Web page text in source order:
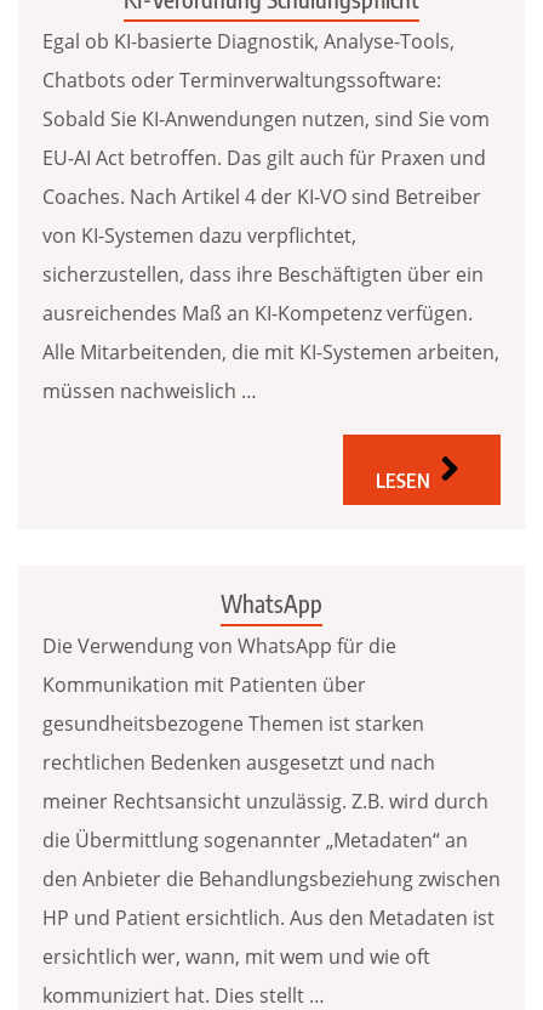
Egal ob KI-basierte Diagnostik, Analyse-Tools,
Chatbots oder Terminverwaltungssoftware:
Sobald Sie KI-Anwendungen nutzen, sind Sie vom
EU-AI Act betroffen. Das gilt auch für Praxen und
Coaches. Nach Artikel 4 der KI-VO sind Betreiber
von KI-Systemen dazu verpflichtet,
sicherzustellen, dass ihre Beschäftigten über ein
ausreichendes Maß an KI-Kompetenz verfügen.
Alle Mitarbeitenden, die mit KI-Systemen arbeiten,
müssen nachweislich …
LESEN
WhatsApp
Die Verwendung von WhatsApp für die
Kommunikation mit Patienten über
gesundheitsbezogene Themen ist starken
rechtlichen Bedenken ausgesetzt und nach
meiner Rechtsansicht unzulässig. Z.B. wird durch
die Übermittlung sogenannter „Metadaten“ an
den Anbieter die Behandlungsbeziehung zwischen
HP und Patient ersichtlich. Aus den Metadaten ist
ersichtlich wer, wann, mit wem und wie oft
kommuniziert hat. Dies stellt …